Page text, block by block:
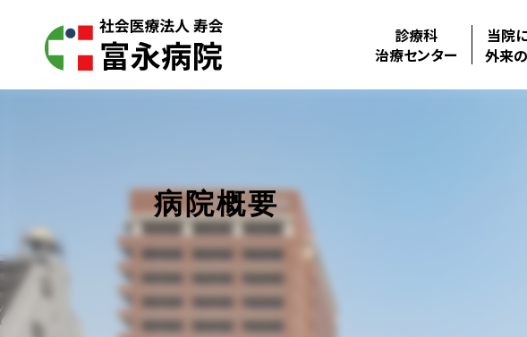
診療科
治療センター
当院
外来
病院概要